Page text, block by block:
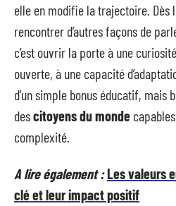
elle en modifie la trajectoire. Dès
rencontrer d’autres façons de
c’est ouvrir la porte à une
ouverte, à une capacité
d’un simple bonus éducatif, mais
descitoyens du monde
complexité.
A lire également :Les valeurs
clé et leur impact positif